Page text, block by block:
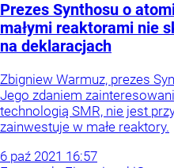
Prezes Synthosu o
małymi reaktorami nie
na deklaracjach
Zbigniew Warmuz, prezes
Jego zdaniem
technologią SMR, nie jest
zainwestuje w małe reaktory.
6 paź 2021 16:57